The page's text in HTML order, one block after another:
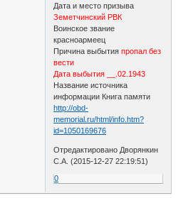
Дата и место призыва
Земетчинский РВК
Воинское звание
красноармеец
Причина выбытияпропал без
вести
Дата выбытия __.02.1943
Название источника
информации Книга памяти
http://obd-
memorial.ru/html/info.htm?
id=1050169676
Отредактировано Дворянкин
С.А. (2015-12-27 22:19:51)
0